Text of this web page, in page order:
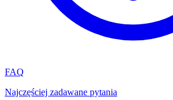
FAQ
Najczęściej zadawane pytania